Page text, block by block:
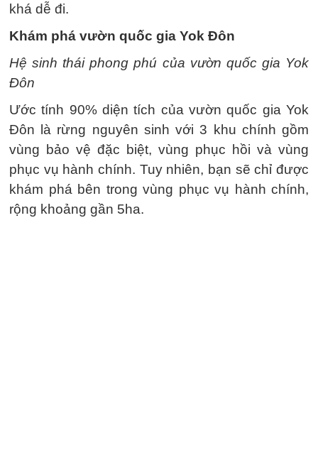
khá dễ đi.
Khám phá vườn quốc gia Yok Đôn
Hệ sinh thái phong phú của vườn quốc gia Yok
Đôn
Ước tính 90% diện tích của vườn quốc gia Yok
Đôn là rừng nguyên sinh với 3 khu chính gồm
vùng bảo vệ đặc biệt, vùng phục hồi và vùng
phục vụ hành chính. Tuy nhiên, bạn sẽ chỉ được
khám phá bên trong vùng phục vụ hành chính,
rộng khoảng gần 5ha.